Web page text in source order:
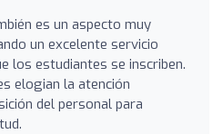
es un aspecto muy
un excelente servicio
los estudiantes se inscriben.
elogian la atención
del personal para